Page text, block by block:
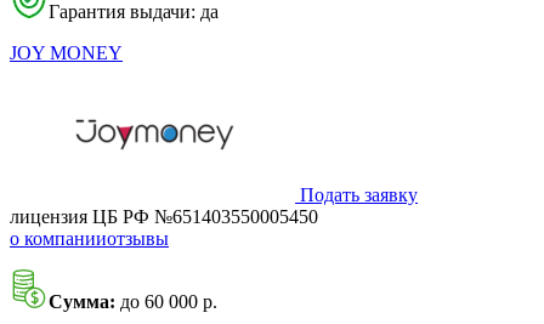
Гарантия выдачи: да
JOY MONEY
Подать заявку
лицензия ЦБ РФ №651403550005450
о компанииотзывы
Сумма: до 60 000 р.